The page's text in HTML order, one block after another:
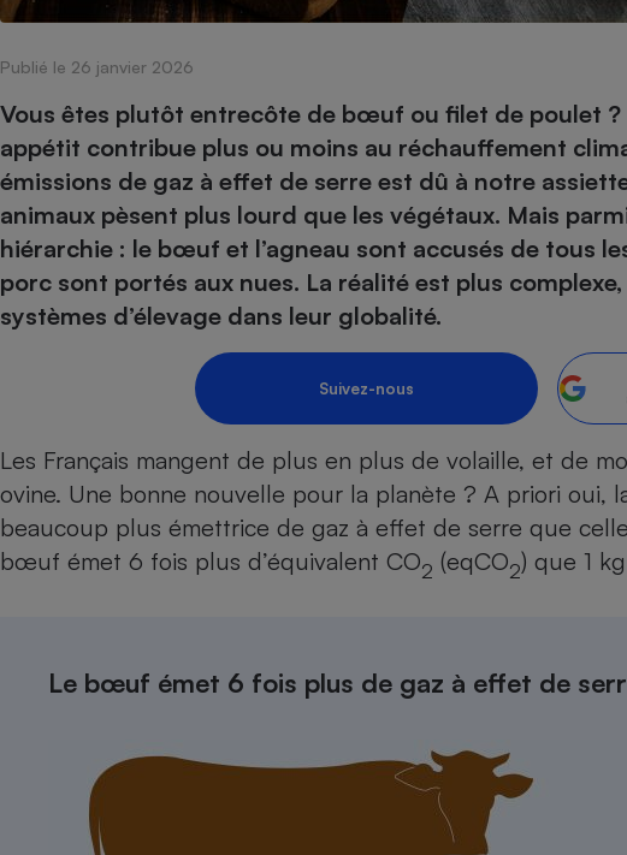
Publié le 26 janvier 2026
Vous êtes plutôt entrecôte de bœuf ou filet de poulet
appétit contribue plus ou moins au réchauffement
émissions de gaz à effet de serre est dû à notre
animaux pèsent plus lourd que les végétaux. Mais
hiérarchie : le bœuf et l’agneau sont accusés de tous
porc sont portés aux nues. La réalité est plus
systèmes d’élevage dans leur globalité.
Suivez-nous
Les Français mangent de plus en plus de volaille, et de
ovine. Une bonne nouvelle pour la planète ? A priori oui,
beaucoup plus émettrice de gaz à effet de serre que
bœuf émet 6 fois plus d’équivalent CO2 (eqCO2) que 1
Le bœuf émet 6 fois plus de gaz à effet de
Complément
alimentaire
Assurance emprunteur
Banque en ligne
Petit électroménager -
Lave-linge
induction
Internet
Téléviseur
Matelas
Radiateur électrique
Climatiseur -
Ventilateur
Mutuelle